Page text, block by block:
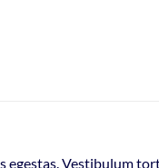
Vestibulum